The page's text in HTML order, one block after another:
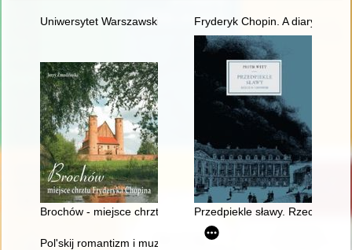
Uniwersytet Warszawski i młody ChopinFryderyk Chopin. A diary in
Brochów - miejsce chrztu Fryderyka ChopinaPrzedpiekle sławy. Rzecz o
Pol'skij romantizm i muzykal'naja kul'tura L'vova vtoroj